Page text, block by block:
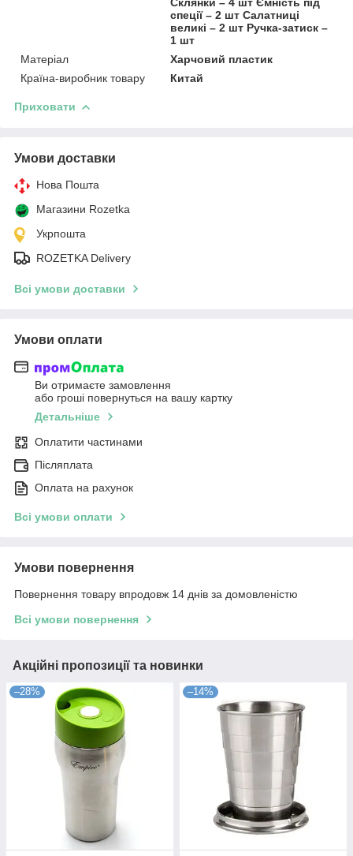
спеції – 2 шт Салатниці
великі – 2 шт Ручка-затиск –
1 шт
Матеріал
Харчовий пластик
Країна-виробник товару
Китай
Приховати
Умови доставки
Нова Пошта
Магазини Rozetka
Укрпошта
ROZETKA Delivery
Всі умови доставки
Умови оплати
Ви отримаєте замовлення
або гроші повернуться на вашу картку
Детальніше
Оплатити частинами
Післяплата
Оплата на рахунок
Всі умови оплати
Умови повернення
Повернення товару впродовж 14 днів за домовленістю
Всі умови повернення
Акційні пропозиції та новинки
–28% –14%